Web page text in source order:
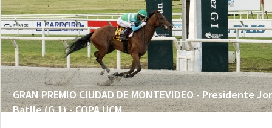
GRAN PREMIO CIUDAD DE MONTEVIDEO - Presidente
Batlle (G 1) - COPA UCM